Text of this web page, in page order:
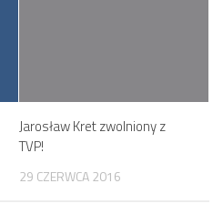
Jarosław Kret zwolniony z
TVP!
29 CZERWCA 2016